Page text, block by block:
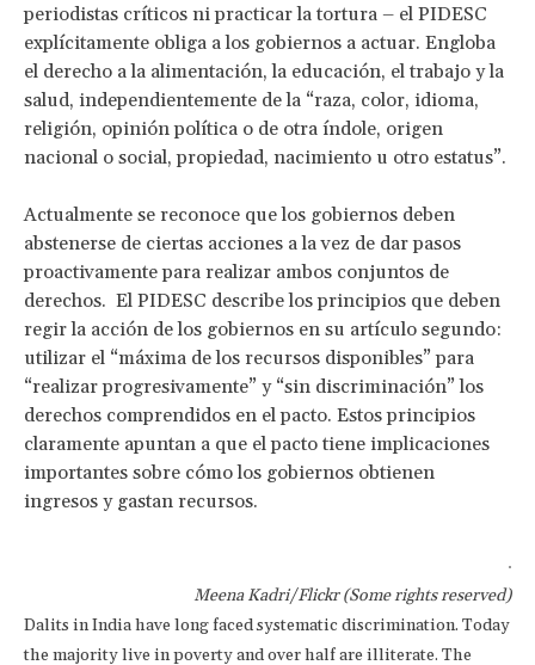
periodistas críticos ni practicar la tortura – el PIDESC
explícitamente obliga a los gobiernos a actuar. Engloba
el derecho a la alimentación, la educación, el trabajo y la
salud, independientemente de la “raza, color, idioma,
religión, opinión política o de otra índole, origen
nacional o social, propiedad, nacimiento u otro estatus”.
Actualmente se reconoce que los gobiernos deben
abstenerse de ciertas acciones a la vez de dar pasos
proactivamente para realizar ambos conjuntos de
derechos. El PIDESC describe los principios que deben
regir la acción de los gobiernos en su artículo segundo:
utilizar el “máxima de los recursos disponibles” para
“realizar progresivamente” y “sin discriminación” los
derechos comprendidos en el pacto. Estos principios
claramente apuntan a que el pacto tiene implicaciones
importantes sobre cómo los gobiernos obtienen
ingresos y gastan recursos.
Meena Kadri/Flickr (Some rights reserved)
Dalits in India have long faced systematic discrimination. Today
the majority live in poverty and over half are illiterate. The